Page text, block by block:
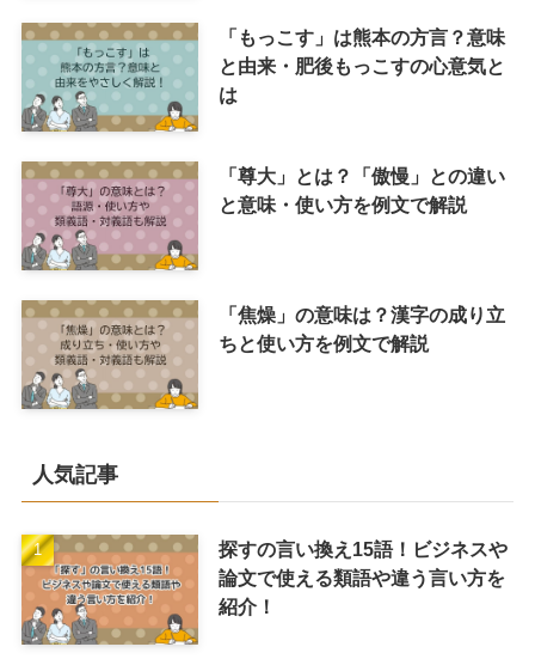
「もっこす」は熊本の方言？意味
と由来・肥後もっこすの心意気と
は
「尊大」とは？「傲慢」との違い
と意味・使い方を例文で解説
「焦燥」の意味は？漢字の成り立
ちと使い方を例文で解説
人気記事
探すの言い換え15語！ビジネスや
論文で使える類語や違う言い方を
紹介！